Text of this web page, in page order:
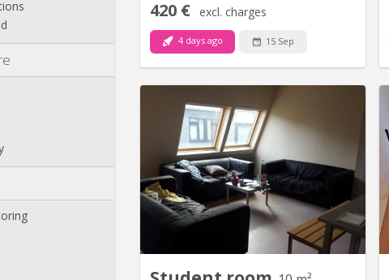
Guibert
420 € excl. charges
4 days ago 15 Sep
Chambre 302 dans un communautaire
de 10 , 2 WC, 2 douches. Le loyer
mobilier est de 250€ pour l’année
payable soit en au début de l’année
soit mensuellement. La taxe de séjour
de 245€ (sauf changement de la part
de la commune) est à régler à l'entrée.